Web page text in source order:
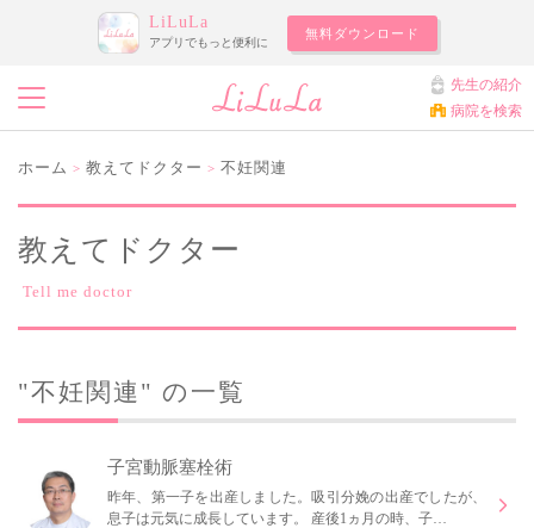
LiLuLa
アプリでもっと便利に
無料ダウンロード
先生の紹介
病院を検索
ホーム > 教えてドクター > 不妊関連
教えてドクター
Tell me doctor
"不妊関連" の一覧
子宮動脈塞栓術
昨年、第一子を出産しました。吸引分娩の出産でしたが、
息子は元気に成長しています。 産後1ヵ月の時、子…